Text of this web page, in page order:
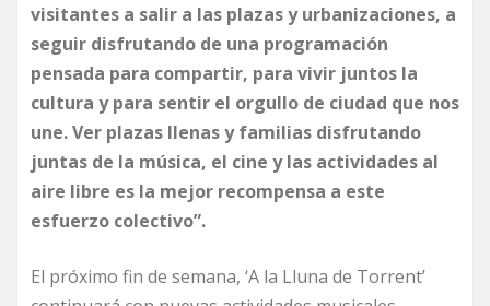
visitantes a salir a las plazas y urbanizaciones, a
seguir disfrutando de una programación
pensada para compartir, para vivir juntos la
cultura y para sentir el orgullo de ciudad que nos
une. Ver plazas llenas y familias disfrutando
juntas de la música, el cine y las actividades al
aire libre es la mejor recompensa a este
esfuerzo colectivo”.
El próximo fin de semana, ‘A la Lluna de Torrent’